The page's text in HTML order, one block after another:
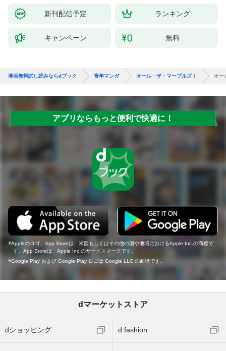
新刊配信予定 ランキング
キャンペーン 無料
漫画無料試し読みならdブック 青年マンガ オール・ザ・マーブルズ！ オー
アプリならもっと便利で快適に！
Appleのロゴ、App Storeは、米国もしくはその他の国や地域におけるApple Inc.の商標で
す。App Storeは、Apple Inc.のサービスマークです。
Google Play および Google Play ロゴは Google LLC の商標です。
dマーケットストア
dショッピング d fashion